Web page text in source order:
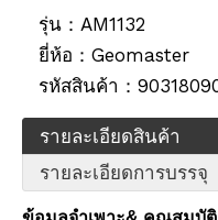
รุ่น： AM1132
ยี่ห้อ： Geomaster
รหัสสินค้า：
รายละเอียดสินค้า
รายละเอียดการบรรจุ